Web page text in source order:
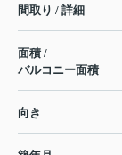
間取り / 詳細
面積 /
バルコニー面積
向き